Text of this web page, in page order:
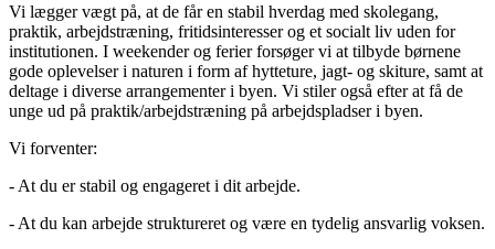
Vi lægger vægt på, at de får en stabil hverdag med skolegang,
praktik, arbejdstræning, fritidsinteresser og et socialt liv uden for
institutionen. I weekender og ferier forsøger vi at tilbyde børnene
gode oplevelser i naturen i form af hytteture, jagt- og skiture, samt at
deltage i diverse arrangementer i byen. Vi stiler også efter at få de
unge ud på praktik/arbejdstræning på arbejdspladser i byen.
Vi forventer:
- At du er stabil og engageret i dit arbejde.
- At du kan arbejde struktureret og være en tydelig ansvarlig voksen.